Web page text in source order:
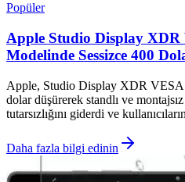
Popüler
Apple Studio Display XDR
Modelinde Sessizce 400
Apple, Studio Display XDR VESA
dolar düşürerek standlı ve
tutarsızlığını giderdi ve
Daha fazla bilgi edinin